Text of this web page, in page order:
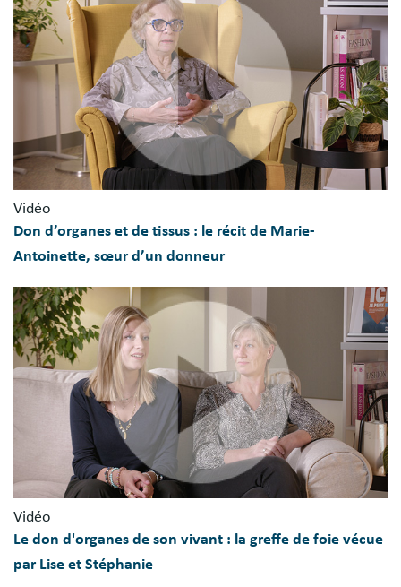
Vidéo
Don d’organes et de tissus : le récit de Marie-
Antoinette, sœur d’un donneur
Vidéo
Le don d'organes de son vivant : la greffe de foie vécue
par Lise et Stéphanie